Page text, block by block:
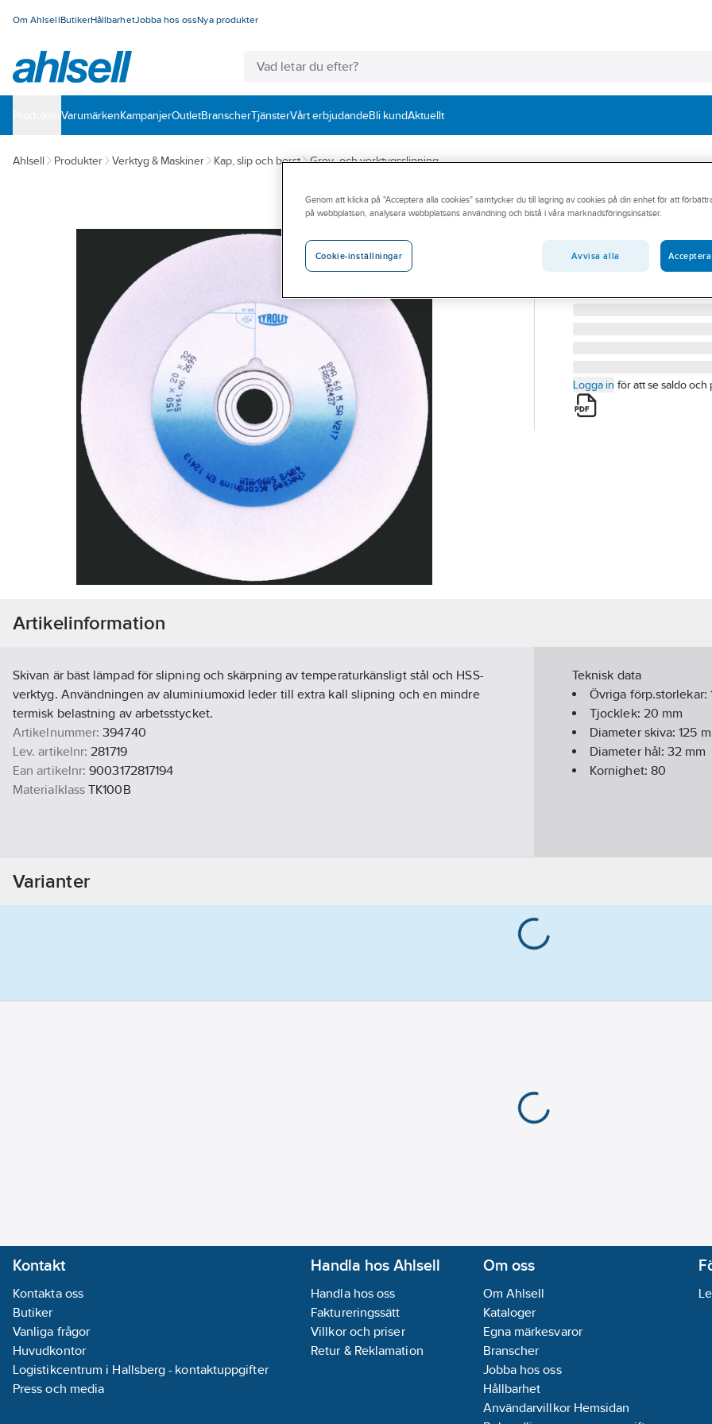
Om AhlsellButikerHållbarhetJobba hos ossNya produkter
VarumärkenKampanjerOutletBranscherTjänsterVårt erbjudandeBli kundAktuellt
Ahlsell Produkter Verktyg & Maskiner Kap, slip och borst Grov- och verktygsslipning
TYROLIT
Slipskiva Tyrolit
SLIPSKIVA TYROLIT
Artikelnummer:
394740
281719
Logga in för att se saldo och
Artikelinformation
Skivan är bäst lämpad för slipning och skärpning av temperaturkänsligt stål och HSS-
verktyg. Användningen av aluminiumoxid leder till extra kall slipning och en mindre
termisk belastning av arbetsstycket.
Artikelnummer: 394740
Lev. artikelnr: 281719
Ean artikelnr: 9003172817194
Materialklass TK100B
Teknisk data
Övriga förp.storlekar:
Tjocklek: 20 mm
Diameter skiva:125
Diameter hål:32 mm
Kornighet: 80
Varianter
Kontakt
Kontakta oss
Butiker
Vanliga frågor
Huvudkontor
Logistikcentrum i Hallsberg - kontaktuppgifter
Press och media
Handla hos Ahlsell
Handla hos oss
Faktureringssätt
Villkor och priser
Retur & Reklamation
Om oss
Om Ahlsell
Kataloger
Egna märkesvaror
Branscher
Jobba hos oss
Hållbarhet
Användarvillkor Hemsidan
Genom att klicka på "Acceptera alla cookies" samtycker du till lagring av cookies på din enhet för att
på webbplatsen, analysera webbplatsens användning och bistå i våra marknadsföringsinsatser.
Cookie-inställningar Avvisa alla